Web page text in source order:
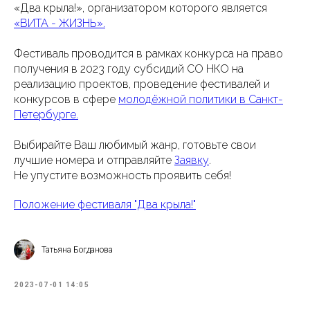
«Два крыла!», организатором которого является
«ВИТА - ЖИЗНЬ».
Фестиваль проводится в рамках конкурса на право
получения в 2023 году субсидий СО НКО на
реализацию проектов, проведение фестивалей и
конкурсов в сфере молодёжной политики в Санкт-
Петербурге.
Выбирайте Ваш любимый жанр, готовьте свои
лучшие номера и отправляйте Заявку.
Не упустите возможность проявить себя!
Положение фестиваля "Два крыла!"
Татьяна Богданова
2023-07-01 14:05